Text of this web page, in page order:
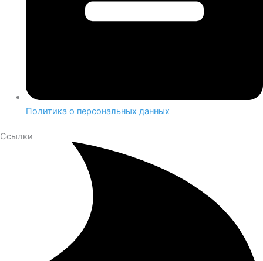
Политика о персональных данных
Ссылки